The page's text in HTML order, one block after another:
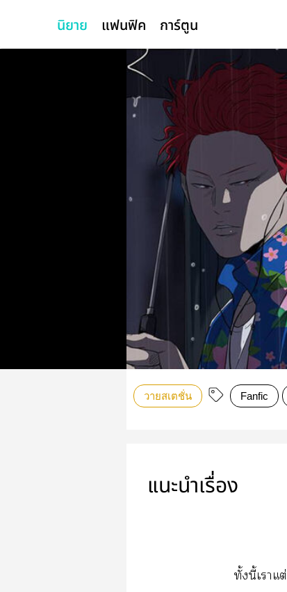
นิยาย แฟนฟิค การ์ตูน
วายสเตชั่น Fanfic
แนะนำเรื่อง
ทั้งนี้เา